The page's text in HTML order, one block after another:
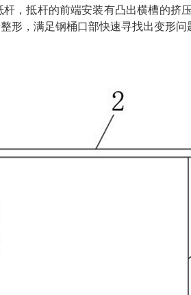
，抵杆的前端安装有凸出横槽的挤
形，满足钢桶口部快速寻找出变形问